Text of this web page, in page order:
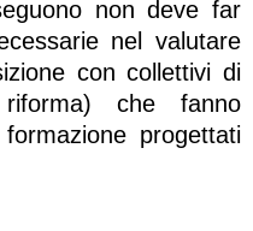
non deve far
nel valutare
con collettivi di
che fanno
progettati